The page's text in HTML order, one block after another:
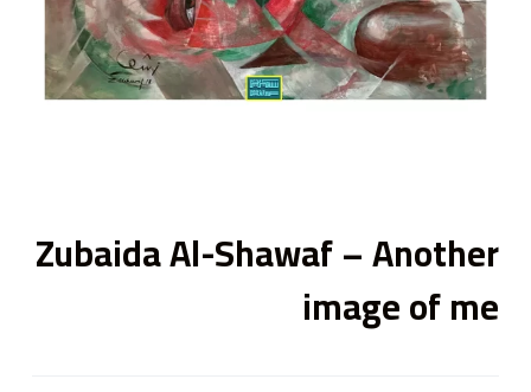
Zubaida Al-Shawaf – Another
image of me